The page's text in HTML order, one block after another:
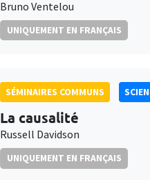
Bruno Ventelou
UNIQUEMENT EN FRANÇAIS
SÉMINAIRES COMMUNS
La causalité
Russell Davidson
UNIQUEMENT EN FRANÇAIS